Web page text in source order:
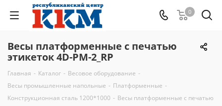
0
Весы платформенные с печатью
этикеток 4D-PM-2_RP
Главная - Каталог - Весовое оборудование -
Весы промышленные напольные - Платформенные -
Конструкционная сталь 1200*1000 - Весы платформенные с печатью